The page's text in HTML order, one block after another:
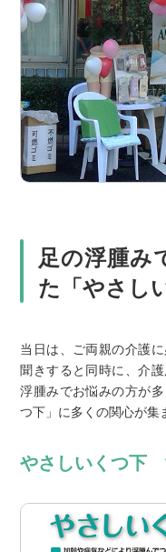
足の浮腫み
た「やさし
当日は、ご両親の介護
聞きすると同時に、介
浮腫みでお悩みの方が
つ下」に多くの関心が集
やさしいくつ下